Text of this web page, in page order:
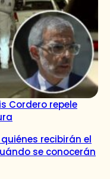
Cordero repele
recibirán el
se conocerán